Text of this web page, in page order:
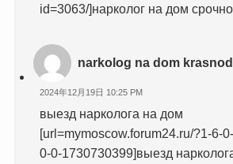
id=3063/]нарколог на дом
narkolog na dom
2024年12月19日 10:25 PM
выезд нарколога на дом
[url=mymoscow.forum24.ru/?1-6-
0-0-1730730399]выезд